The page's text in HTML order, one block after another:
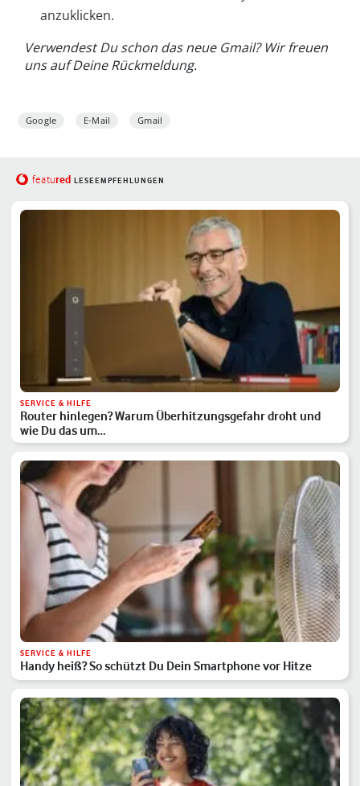
anzuklicken.
Verwendest Du schon das neue Gmail? Wir freuen
uns auf Deine Rückmeldung.
Google E-Mail Gmail
featured LESEEMPFEHLUNGEN
SERVICE & HILFE
Router hinlegen? Warum Überhitzungsgefahr droht und
wie Du das um…
SERVICE & HILFE
Handy heiß? So schützt Du Dein Smartphone vor Hitze